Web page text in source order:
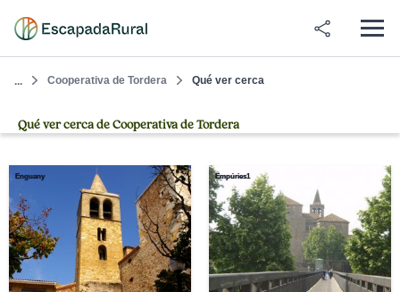
... Cooperativa de Tordera Qué ver cerca
Qué ver cerca de Cooperativa de Tordera
Enguany Empúries1